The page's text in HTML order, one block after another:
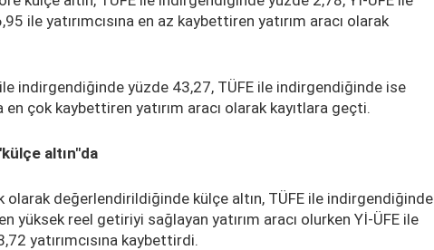
ile yatırımcısına en az kaybettiren yatırım aracı olarak
ile indirgendiğinde yüzde 43,27, TÜFE ile indirgendiğinde ise
en çok kaybettiren yatırım aracı olarak kayıtlara geçti.
altın"da
olarak değerlendirildiğinde külçe altın, TÜFE ile indirgendiğinde
yüksek reel getiriyi sağlayan yatırım aracı olurken Yİ-ÜFE ile
yatırımcısına kaybettirdi.